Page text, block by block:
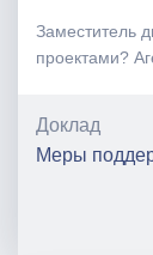
Заместитель
проектами?
Доклад
Меры